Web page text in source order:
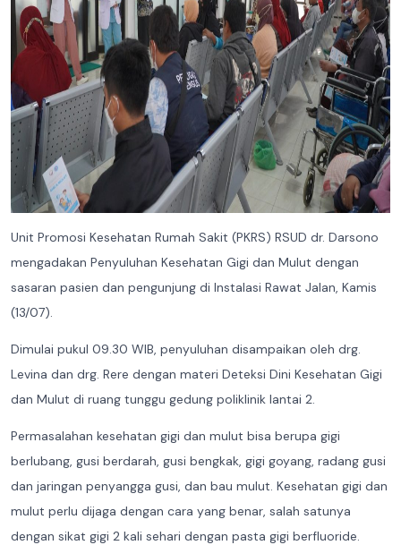
Unit Promosi Kesehatan Rumah Sakit (PKRS) RSUD dr. Darsono
mengadakan Penyuluhan Kesehatan Gigi dan Mulut dengan
sasaran pasien dan pengunjung di Instalasi Rawat Jalan, Kamis
(13/07).
Dimulai pukul 09.30 WIB, penyuluhan disampaikan oleh drg.
Levina dan drg. Rere dengan materi Deteksi Dini Kesehatan Gigi
dan Mulut di ruang tunggu gedung poliklinik lantai 2.
Permasalahan kesehatan gigi dan mulut bisa berupa gigi
berlubang, gusi berdarah, gusi bengkak, gigi goyang, radang gusi
dan jaringan penyangga gusi, dan bau mulut. Kesehatan gigi dan
mulut perlu dijaga dengan cara yang benar, salah satunya
dengan sikat gigi 2 kali sehari dengan pasta gigi berfluoride.